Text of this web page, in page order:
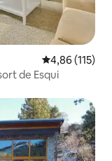
4,86 de uma
4,86 (115)
de Esqui